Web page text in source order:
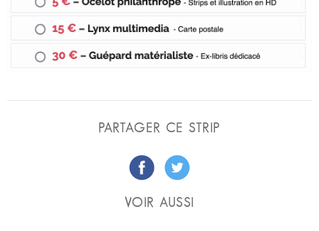
PARTAGER CE STRIP
VOIR AUSSI